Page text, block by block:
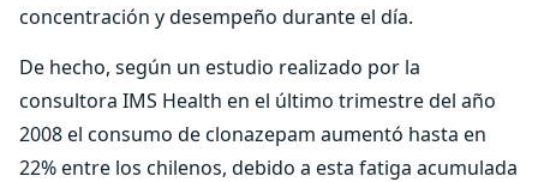
concentración y desempeño durante el día.
De hecho, según un estudio realizado por la
consultora IMS Health en el último trimestre del año
2008 el consumo de clonazepam aumentó hasta en
22% entre los chilenos, debido a esta fatiga acumulada